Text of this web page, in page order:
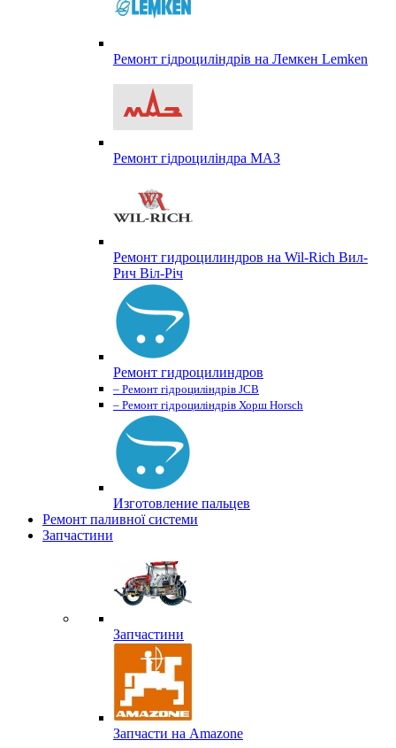
Ремонт гідроциліндрів на Лемкен Lemken
Ремонт гідроциліндра МАЗ
Ремонт гидроцилиндров на Wil-Rich Вил-
Рич Віл-Річ
Ремонт гидроцилиндров
– Ремонт гідроциліндрів JCB
– Ремонт гідроциліндрів Хорш Horsch
Изготовление пальцев
Ремонт паливної системи
Запчастини
Запчастини
Запчасти на Amazone